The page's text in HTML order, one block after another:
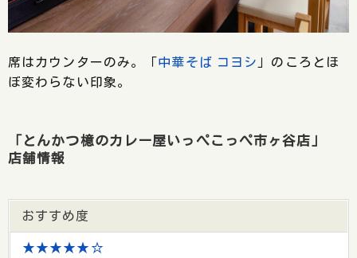
席はカウンターのみ。「中華そば コヨシ」のころとほ
ぼ変わらない印象。
「とんかつ檍のカレー屋いっぺこっぺ市ヶ谷店」
店舗情報
おすすめ度
★★★★★☆